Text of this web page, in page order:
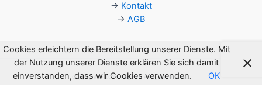
→ Kontakt
→ AGB
Copyright © 2026 Flagsoft. All rights reserved.
Cookies erleichtern die Bereitstellung unserer Dienste. Mit
der Nutzung unserer Dienste erklären Sie sich damit
einverstanden, dass wir Cookies verwenden.
OK